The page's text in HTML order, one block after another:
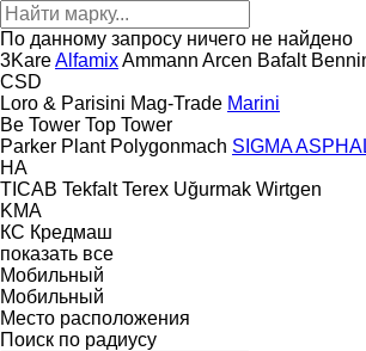
По данному запросу ничего не найдено
3KareAlfamixAmmann Arcen Bafalt
CSD
Loro & Parisini Mag-Trade Marini
Be Tower Top Tower
Parker Plant Polygonmach SIGMA
HA
TICAB Tekfalt Terex Uğurmak Wirtgen
KMA
КС Кредмаш
показать все
Мобильный
Мобильный
Место расположения
Поиск по радиусу